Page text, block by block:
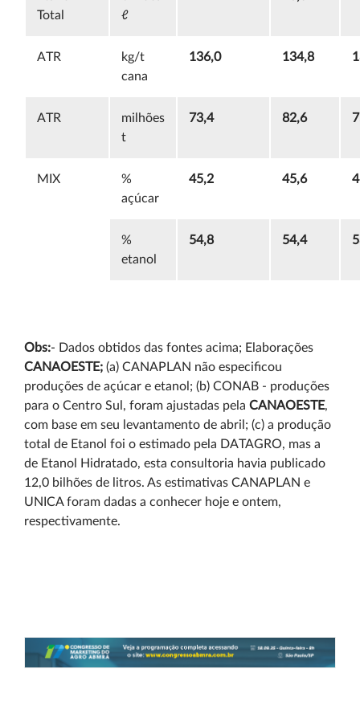
Total
ℓ
ATR
kg/t
cana
136,0 134,8
ATR
milhões
t
73,4 82,6
MIX
%
açúcar
45,2 45,6
%
etanol
54,8 54,4
Obs:- Dados obtidos das fontes acima; Elaborações
CANAOESTE; (a) CANAPLAN não especificou
produções de açúcar e etanol; (b) CONAB - produções
para o Centro Sul, foram ajustadas pela CANAOESTE,
com base em seu levantamento de abril; (c) a produção
total de Etanol foi o estimado pela DATAGRO, mas a
de Etanol Hidratado, esta consultoria havia publicado
12,0 bilhões de litros. As estimativas CANAPLAN e
UNICA foram dadas a conhecer hoje e ontem,
respectivamente.